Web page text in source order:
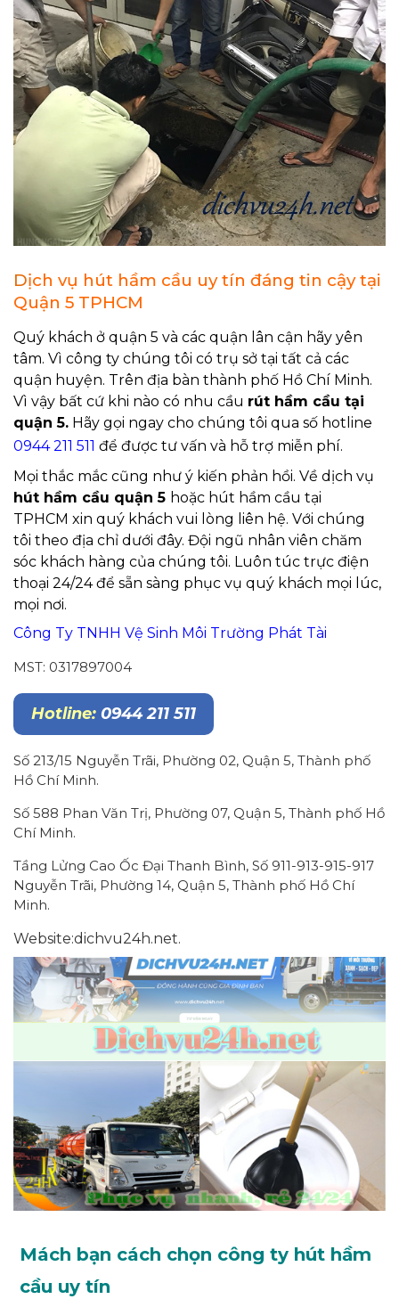
Dịch vụ hút hầm cầu uy tín đáng tin cậy tại
Quận 5 TPHCM
Quý khách ở quận 5 và các quận lân cận hãy yên
tâm. Vì công ty chúng tôi có trụ sở tại tất cả các
quận huyện. Trên địa bàn thành phố Hồ Chí Minh.
Vì vậy bất cứ khi nào có nhu cầu rút hầm cầu tại
quận 5. Hãy gọi ngay cho chúng tôi qua số hotline
0944 211 511 để được tư vấn và hỗ trợ miễn phí.
Mọi thắc mắc cũng như ý kiến phản hồi. Về dịch vụ
hút hầm cầu quận 5 hoặc hút hầm cầu tại
TPHCM xin quý khách vui lòng liên hệ. Với chúng
tôi theo địa chỉ dưới đây. Đội ngũ nhân viên chăm
sóc khách hàng của chúng tôi. Luôn túc trực điện
thoại 24/24 để sẵn sàng phục vụ quý khách mọi lúc,
mọi nơi.
Công Ty TNHH Vệ Sinh Môi Trường Phát Tài
MST: 0317897004
Hotline: 0944 211 511
Số 213/15 Nguyễn Trãi, Phường 02, Quận 5, Thành phố
Hồ Chí Minh.
Số 588 Phan Văn Trị, Phường 07, Quận 5, Thành phố Hồ
Chí Minh.
Tầng Lửng Cao Ốc Đại Thanh Bình, Số 911-913-915-917
Nguyễn Trãi, Phường 14, Quận 5, Thành phố Hồ Chí
Minh.
Website:dichvu24h.net.
Mách bạn cách chọn công ty hút hầm
cầu uy tín